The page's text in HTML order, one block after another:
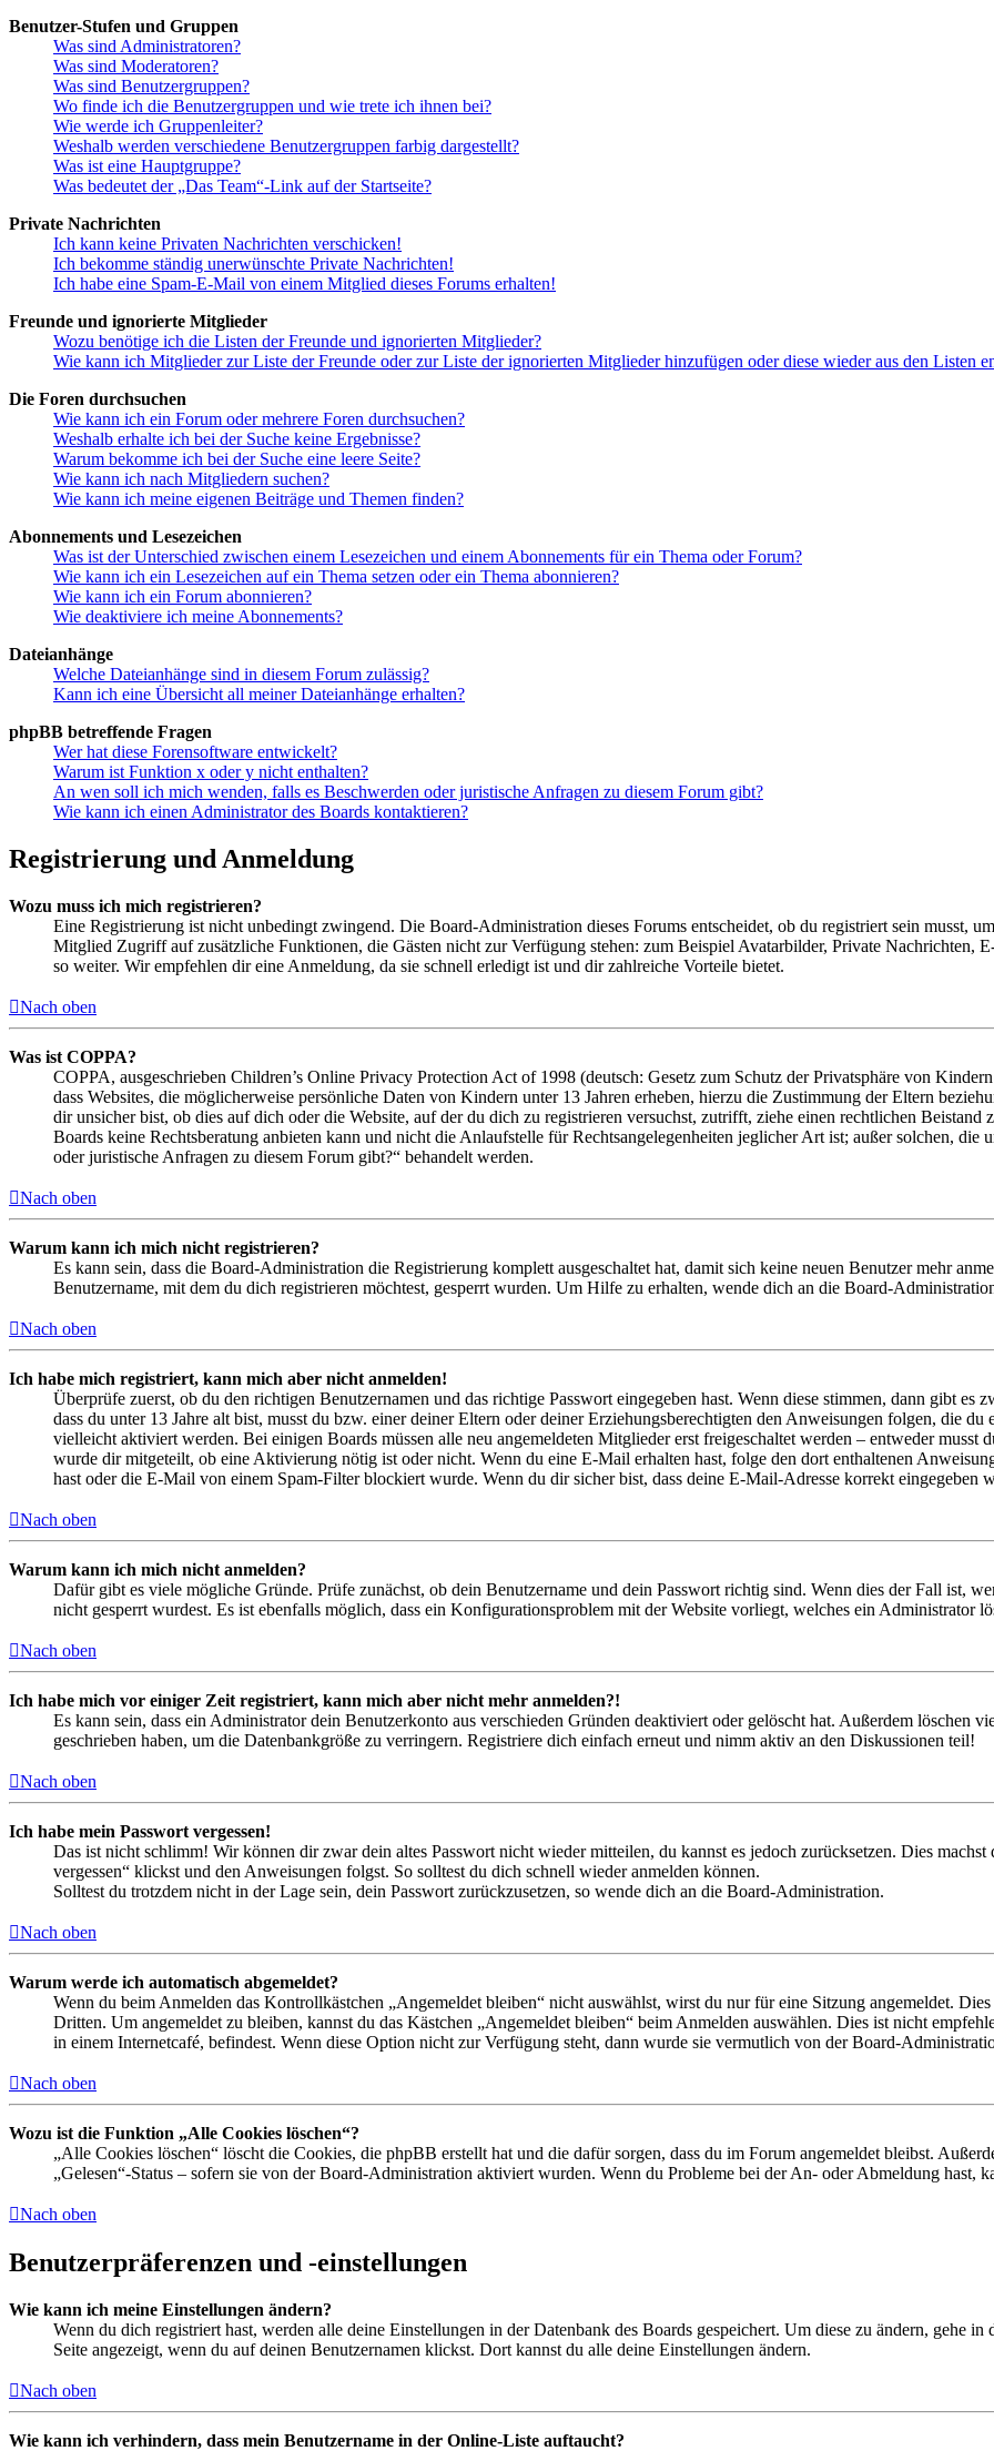
Benutzer-Stufen und Gruppen
Was sind Administratoren?
Was sind Moderatoren?
Was sind Benutzergruppen?
Wo finde ich die Benutzergruppen und wie trete ich ihnen bei?
Wie werde ich Gruppenleiter?
Weshalb werden verschiedene Benutzergruppen farbig dargestellt?
Was ist eine Hauptgruppe?
Was bedeutet der „Das Team“-Link auf der Startseite?
Private Nachrichten
Ich kann keine Privaten Nachrichten verschicken!
Ich bekomme ständig unerwünschte Private Nachrichten!
Ich habe eine Spam-E-Mail von einem Mitglied dieses Forums erhalten!
Freunde und ignorierte Mitglieder
Wozu benötige ich die Listen der Freunde und ignorierten Mitglieder?
Wie kann ich Mitglieder zur Liste der Freunde oder zur Liste der ignorierten Mitglieder hinzufügen oder diese wieder aus den Listen
Die Foren durchsuchen
Wie kann ich ein Forum oder mehrere Foren durchsuchen?
Weshalb erhalte ich bei der Suche keine Ergebnisse?
Warum bekomme ich bei der Suche eine leere Seite?
Wie kann ich nach Mitgliedern suchen?
Wie kann ich meine eigenen Beiträge und Themen finden?
Abonnements und Lesezeichen
Was ist der Unterschied zwischen einem Lesezeichen und einem Abonnements für ein Thema oder Forum?
Wie kann ich ein Lesezeichen auf ein Thema setzen oder ein Thema abonnieren?
Wie kann ich ein Forum abonnieren?
Wie deaktiviere ich meine Abonnements?
Dateianhänge
Welche Dateianhänge sind in diesem Forum zulässig?
Kann ich eine Übersicht all meiner Dateianhänge erhalten?
phpBB betreffende Fragen
Wer hat diese Forensoftware entwickelt?
Warum ist Funktion x oder y nicht enthalten?
An wen soll ich mich wenden, falls es Beschwerden oder juristische Anfragen zu diesem Forum gibt?
Wie kann ich einen Administrator des Boards kontaktieren?
Registrierung und Anmeldung
Wozu muss ich mich registrieren?
Eine Registrierung ist nicht unbedingt zwingend. Die Board-Administration dieses Forums entscheidet, ob du registriert sein musst,
Mitglied Zugriff auf zusätzliche Funktionen, die Gästen nicht zur Verfügung stehen: zum Beispiel Avatarbilder, Private Nachrichten,
so weiter. Wir empfehlen dir eine Anmeldung, da sie schnell erledigt ist und dir zahlreiche Vorteile bietet.
Nach oben
Was ist COPPA?
COPPA, ausgeschrieben Children’s Online Privacy Protection Act of 1998 (deutsch: Gesetz zum Schutz der Privatsphäre von
dass Websites, die möglicherweise persönliche Daten von Kindern unter 13 Jahren erheben, hierzu die Zustimmung der Eltern
dir unsicher bist, ob dies auf dich oder die Website, auf der du dich zu registrieren versuchst, zutrifft, ziehe einen rechtlichen
Boards keine Rechtsberatung anbieten kann und nicht die Anlaufstelle für Rechtsangelegenheiten jeglicher Art ist; außer solchen,
oder juristische Anfragen zu diesem Forum gibt?“ behandelt werden.
Nach oben
Warum kann ich mich nicht registrieren?
Es kann sein, dass die Board-Administration die Registrierung komplett ausgeschaltet hat, damit sich keine neuen Benutzer mehr
Benutzername, mit dem du dich registrieren möchtest, gesperrt wurden. Um Hilfe zu erhalten, wende dich an die Board-
Nach oben
Ich habe mich registriert, kann mich aber nicht anmelden!
Überprüfe zuerst, ob du den richtigen Benutzernamen und das richtige Passwort eingegeben hast. Wenn diese stimmen, dann gibt es
dass du unter 13 Jahre alt bist, musst du bzw. einer deiner Eltern oder deiner Erziehungsberechtigten den Anweisungen folgen, die
vielleicht aktiviert werden. Bei einigen Boards müssen alle neu angemeldeten Mitglieder erst freigeschaltet werden – entweder musst
wurde dir mitgeteilt, ob eine Aktivierung nötig ist oder nicht. Wenn du eine E-Mail erhalten hast, folge den dort enthaltenen
hast oder die E-Mail von einem Spam-Filter blockiert wurde. Wenn du dir sicher bist, dass deine E-Mail-Adresse korrekt eingegeben
Nach oben
Warum kann ich mich nicht anmelden?
Dafür gibt es viele mögliche Gründe. Prüfe zunächst, ob dein Benutzername und dein Passwort richtig sind. Wenn dies der Fall ist,
nicht gesperrt wurdest. Es ist ebenfalls möglich, dass ein Konfigurationsproblem mit der Website vorliegt, welches ein Administrator
Nach oben
Ich habe mich vor einiger Zeit registriert, kann mich aber nicht mehr anmelden?!
Es kann sein, dass ein Administrator dein Benutzerkonto aus verschieden Gründen deaktiviert oder gelöscht hat. Außerdem löschen
geschrieben haben, um die Datenbankgröße zu verringern. Registriere dich einfach erneut und nimm aktiv an den Diskussionen teil!
Nach oben
Ich habe mein Passwort vergessen!
Das ist nicht schlimm! Wir können dir zwar dein altes Passwort nicht wieder mitteilen, du kannst es jedoch zurücksetzen. Dies
vergessen“ klickst und den Anweisungen folgst. So solltest du dich schnell wieder anmelden können.
Solltest du trotzdem nicht in der Lage sein, dein Passwort zurückzusetzen, so wende dich an die Board-Administration.
Nach oben
Warum werde ich automatisch abgemeldet?
Wenn du beim Anmelden das Kontrollkästchen „Angemeldet bleiben“ nicht auswählst, wirst du nur für eine Sitzung angemeldet.
Dritten. Um angemeldet zu bleiben, kannst du das Kästchen „Angemeldet bleiben“ beim Anmelden auswählen. Dies ist nicht
in einem Internetcafé, befindest. Wenn diese Option nicht zur Verfügung steht, dann wurde sie vermutlich von der Board-
Nach oben
Wozu ist die Funktion „Alle Cookies löschen“?
„Alle Cookies löschen“ löscht die Cookies, die phpBB erstellt hat und die dafür sorgen, dass du im Forum angemeldet bleibst.
„Gelesen“-Status – sofern sie von der Board-Administration aktiviert wurden. Wenn du Probleme bei der An- oder Abmeldung hast,
Nach oben
Benutzerpräferenzen und -einstellungen
Wie kann ich meine Einstellungen ändern?
Wenn du dich registriert hast, werden alle deine Einstellungen in der Datenbank des Boards gespeichert. Um diese zu ändern, gehe
Seite angezeigt, wenn du auf deinen Benutzernamen klickst. Dort kannst du alle deine Einstellungen ändern.
Nach oben
Wie kann ich verhindern, dass mein Benutzername in der Online-Liste auftaucht?